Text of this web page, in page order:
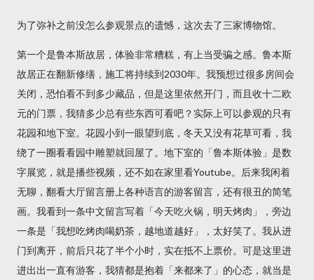
为了弥补之前没怎么参观景点的遗憾，这次去了三家博物馆。
第一个是鲁本斯故居，体验非常糟糕，有上当受骗之感。鲁本斯
故居正在翻新修缮，施工将持续到2030年。我预想过很多房间会
关闭，恐怕看不到多少藏品，但是这里依然开门，而且收十二欧
元的门票，我猜多少总有些东西可看吧？实际上可以参观的只有
花园和地下室。花园小到一眼望到底，冬天又没有花草可看，我
绕了一圈看看园中雕塑就回屋了。地下室的「鲁本斯体验」是数
字展览，就是播些视频，还不如在家里看Youtube。后来我闲着
无聊，翻看大厅留言册上各种语言的游客留言，还有很丑的简笔
画。我看到一条中文留言写着「今天吃火锅，明天烤肉」，旁边
一条是「我想吃烤肉喝奶茶，越地道越好」，太好笑了。我从进
门到离开，前后只花了半个小时，实在抵不上票价。可是这里进
进出出一直有游客，我猜都是抱着「来都来了」的心态，就当是